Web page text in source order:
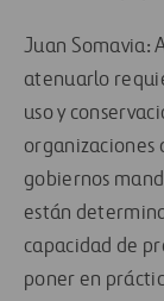
Juan Somavia:
atenuarlo
uso y
organizaciones
gobiernos
están
capacidad de
poner en